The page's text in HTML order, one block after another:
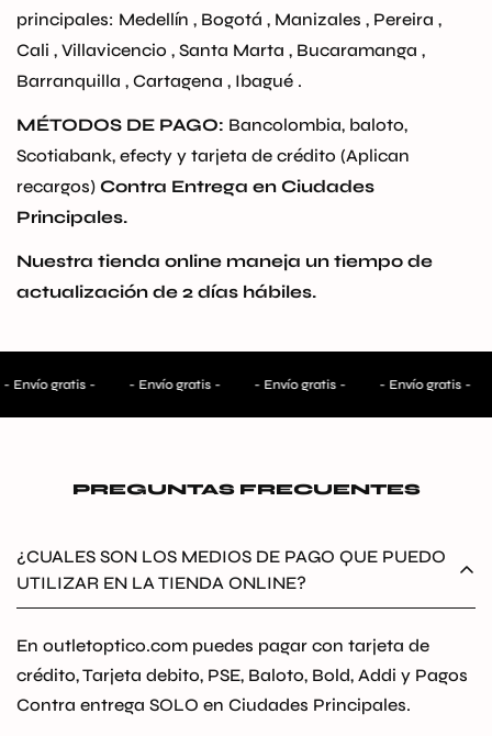
principales: Medellín , Bogotá , Manizales , Pereira ,
Cali , Villavicencio , Santa Marta , Bucaramanga ,
Barranquilla , Cartagena , Ibagué .
MÉTODOS DE PAGO: Bancolombia, baloto,
Scotiabank, efecty y tarjeta de crédito (Aplican
recargos) Contra Entrega en Ciudades
Principales.
Nuestra tienda online maneja un tiempo de
actualización de 2 días hábiles.
- Envío gratis - - Envío gratis - - Envío gratis - - Envío gratis -
PREGUNTAS FRECUENTES
¿CUALES SON LOS MEDIOS DE PAGO QUE PUEDO
UTILIZAR EN LA TIENDA ONLINE?
En outletoptico.com puedes pagar con tarjeta de
crédito, Tarjeta debito, PSE, Baloto, Bold, Addi y Pagos
Contra entrega SOLO en Ciudades Principales.